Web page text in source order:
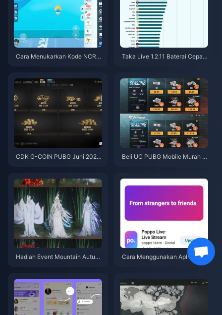
Cara Menukarkan Kode NCRC
Taka Live 1.2.11 Baterai Cepat
ngatasinya
CDK G-COIN PUBG Juni 2026:
Beli UC PUBG Mobile Murah u
erbaik & Top-Up Aman
Hadiah Event Mountain Autum
Prioritas
Cara Menggunakan Aplikasi P
oppo Live: Panduan Lengkap P